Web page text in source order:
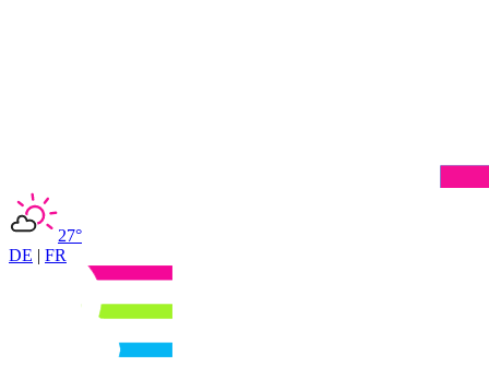
27°
DE | FR